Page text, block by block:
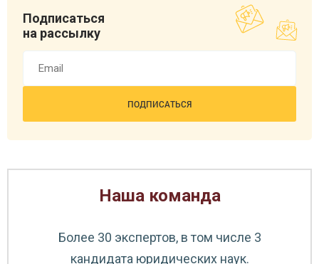
Подписаться
на рассылку
Наша команда
Более 30 экспертов, в том числе 3
кандидата юридических наук.
Емелина Ольга Васильевна